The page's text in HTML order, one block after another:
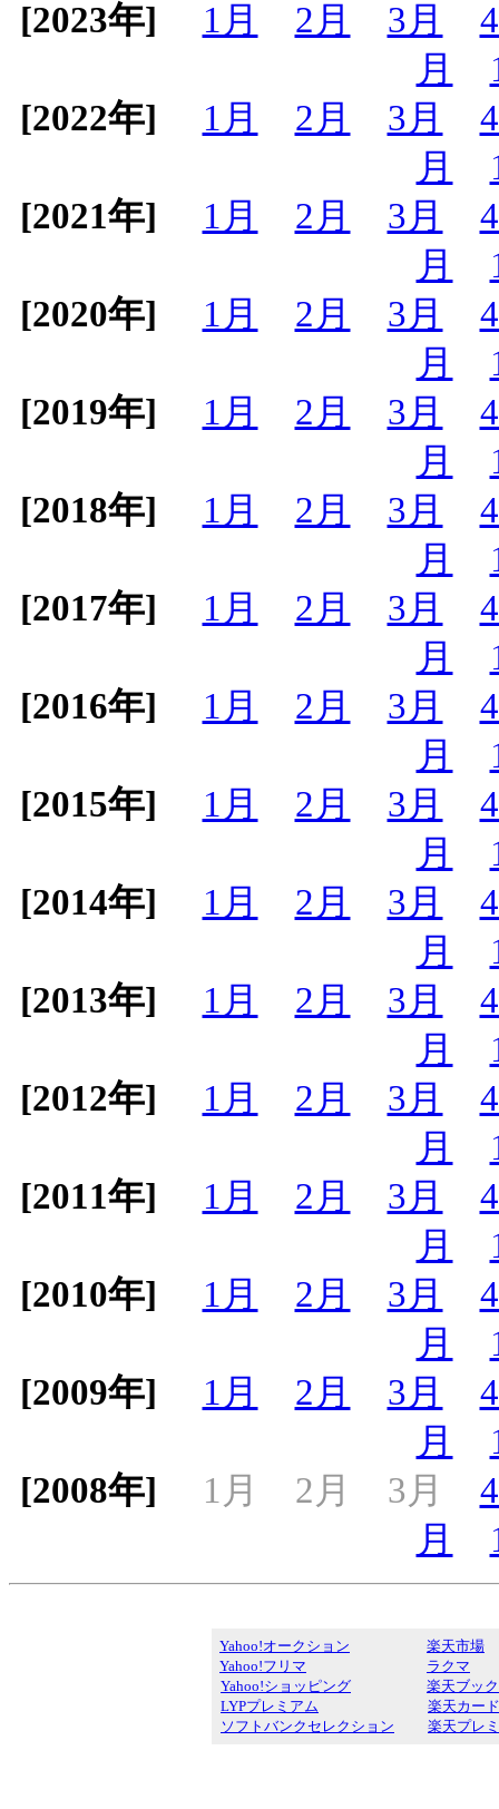
[2023年] 1月 2月 3月
月
[2022年]
1月 2月 3月
月
[2021年]
1月 2月 3月
月
[2020年]
1月 2月 3月
月
[2019年]
1月 2月 3月
月
[2018年]
1月 2月 3月
月
[2017年]
1月 2月 3月
月
[2016年]
1月 2月 3月
月
[2015年]
1月 2月 3月
月
[2014年]
1月 2月 3月
月
[2013年]
1月 2月 3月
月
[2012年]
1月 2月 3月
月
[2011年]
1月 2月 3月
月
[2010年]
1月 2月 3月
月
[2009年]
1月 2月 3月
月
[2008年]
1月 2月 3月
月
Yahoo!オークション
Yahoo!フリマ
Yahoo!ショッピング
LYPプレミアム
ソフトバンクセレクション
楽天市場
ラクマ
楽天ブッ
楽天カード
楽天プレ